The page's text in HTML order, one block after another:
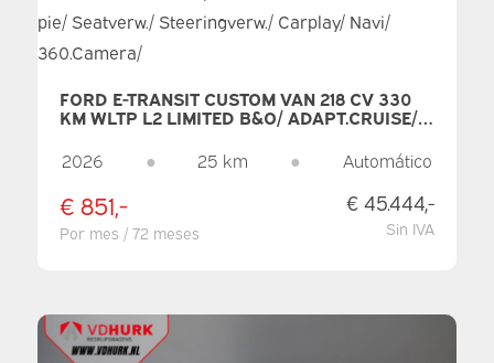
FORD E-TRANSIT CUSTOM VAN 218 CV 330
KM WLTP L2 LIMITED B&O/ ADAPT.CRUISE/
STEERINGVERW./ CARPLAY/ NAVI/
360.CAMERA/
2026 ● 25 km ● Automático
€ 851,-
Por mes / 72 meses
€ 45.444,-
Sin IVA